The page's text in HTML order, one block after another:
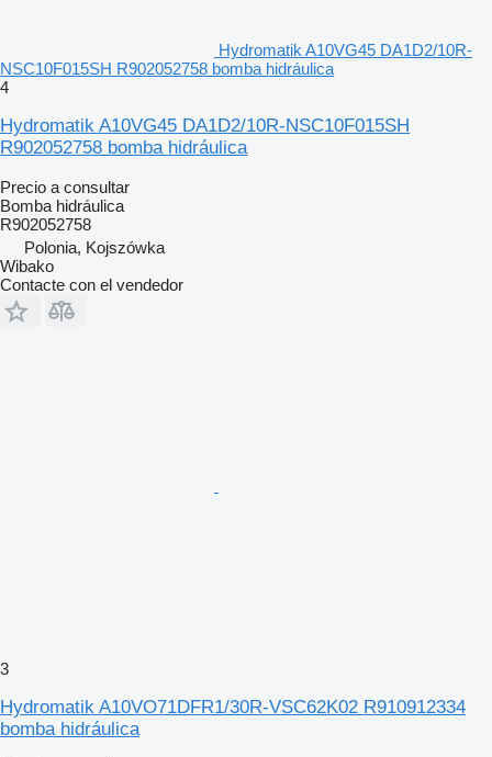
Hydromatik A10VG45 DA1D2/10R-
NSC10F015SH R902052758 bomba hidráulica
4
Hydromatik A10VG45 DA1D2/10R-NSC10F015SH
R902052758 bomba hidráulica
Precio a consultar
Bomba hidráulica
R902052758
Polonia, Kojszówka
Wibako
Contacte con el vendedor
3
Hydromatik A10VO71DFR1/30R-VSC62K02 R910912334
bomba hidráulica